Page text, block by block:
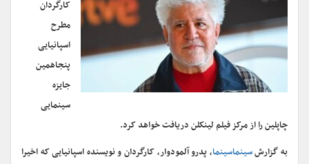
کارگردان
مطرح
اسپانیایی
پنجاهمین
جایزه
سینمایی
چاپلین را از مرکز فیلم لینکلن دریافت خواهد کرد.
به گزارشسینماسینما، پدرو آلمودوار، کارگردان و نویسنده اسپانیایی که اخیرا